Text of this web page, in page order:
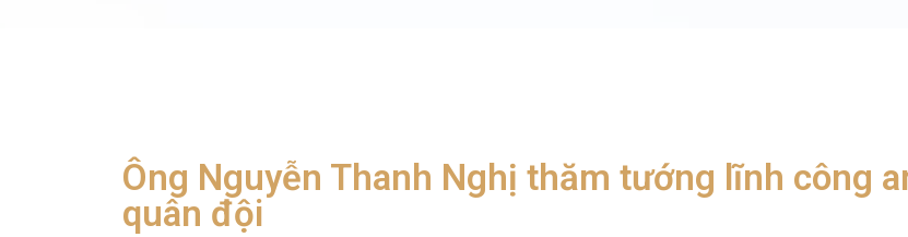
Ông Nguyễn Thanh Nghị thăm tướng lĩnh công
quân đội